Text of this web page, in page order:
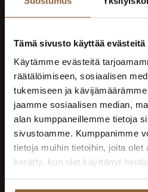
Tämä sivusto käyttää evästeitä
Käytämme evästeitä
räätälöimiseen, sosiaalisen
tukemiseen ja
jaamme sosiaalisen median,
alan kumppaneillemme tietoja
sivustoamme. Kumppanimme
tietoja muihin tietoihin, joita olet
kerätty, kun olet käyttänyt
Valmiiksi suunniteltu
Ideal 161
Kerroksia: 1
Makuuhuoneita: 5
Kerrosala: 161 m 2